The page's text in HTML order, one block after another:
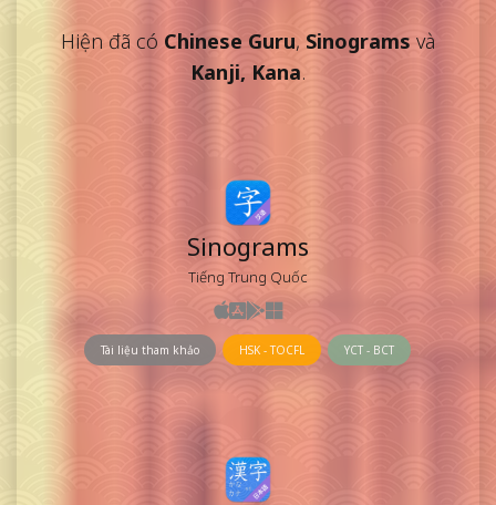
Hiện đã có Chinese Guru, Sinograms và
Kanji, Kana.
Sinograms
Tiếng Trung Quốc
Tài liệu tham khảo HSK - TOCFL YCT - BCT